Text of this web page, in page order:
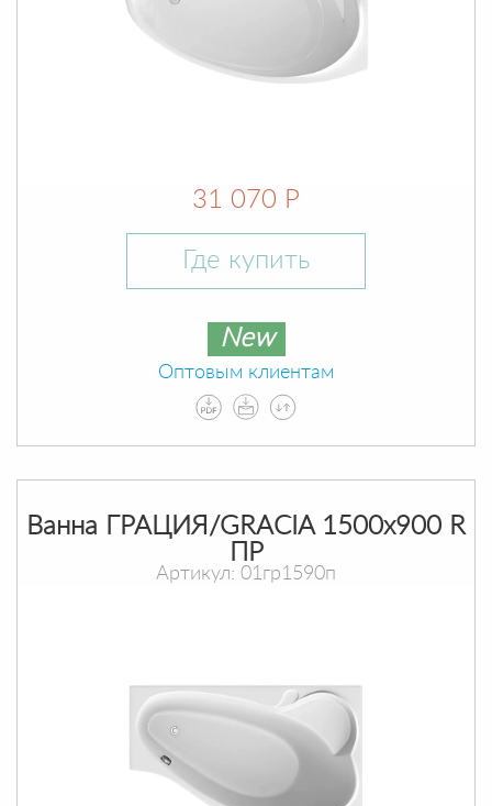
31 070 Р
Где купить
New
Оптовым клиентам
Ванна ГРАЦИЯ/GRACIA 1500х900 R
ПР
Артикул: 01гр1590п